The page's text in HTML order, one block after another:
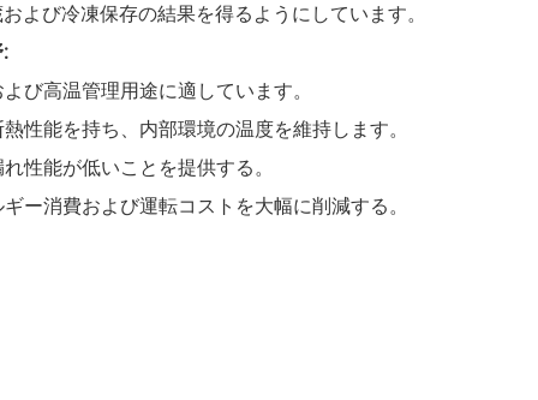
よび冷凍保存の結果を得るようにしています。
び高温管理用途に適しています。
性能を持ち、内部環境の温度を維持します。
性能が低いことを提供する。
ー消費および運転コストを大幅に削減する。